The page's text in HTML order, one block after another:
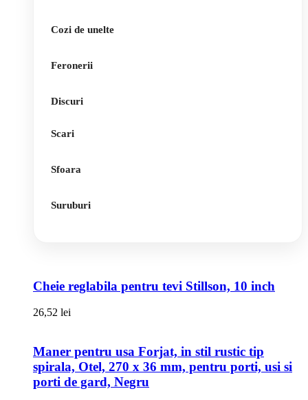
Cozi de unelte
Feronerii
Discuri
Scari
Sfoara
Suruburi
Cheie reglabila pentru tevi Stillson, 10 inch
26,52 lei
Maner pentru usa Forjat, in stil rustic tip
spirala, Otel, 270 x 36 mm, pentru porti, usi si
porti de gard, Negru